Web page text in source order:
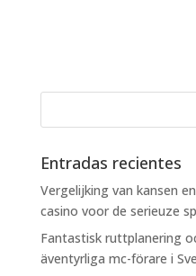
Entradas recientes
Vergelijking van kansen
casino voor de serieuze
Fantastisk ruttplanering
äventyrliga mc-förare i